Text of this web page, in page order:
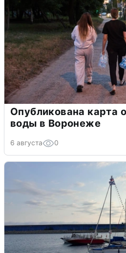
Опубликована карта
воды в Воронеже
6 августа 0